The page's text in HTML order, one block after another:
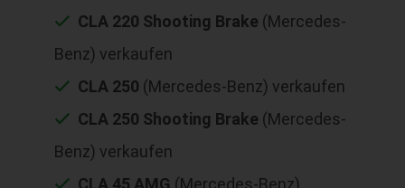
CLA 220 Shooting Brake (Mercedes-
Benz) verkaufen
CLA 250 (Mercedes-Benz) verkaufen
CLA 250 Shooting Brake (Mercedes-
Benz) verkaufen
CLA 45 AMG (Mercedes-Benz)